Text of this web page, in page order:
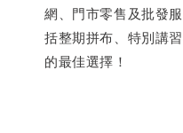
網、門市零售及批發
括整期拼布、特別講
的最佳選擇！